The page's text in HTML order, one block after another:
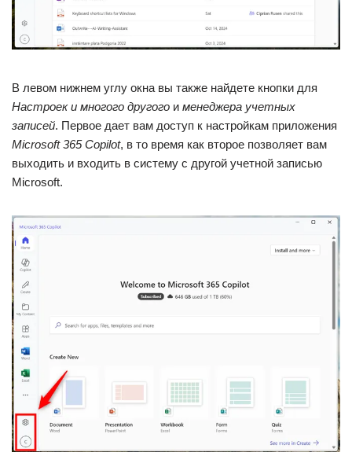
В левом нижнем углу окна вы также найдете кнопки для
Настроек и многого другого и менеджера учетных
записей. Первое дает вам доступ к настройкам приложения
Microsoft 365 Copilot, в то время как второе позволяет вам
выходить и входить в систему с другой учетной записью
Microsoft.